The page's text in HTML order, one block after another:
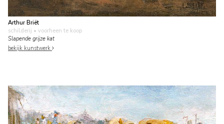
Arthur Briët
schilderij • voorheen te koop
Slapende grijze kat
bekijk kunstwerk